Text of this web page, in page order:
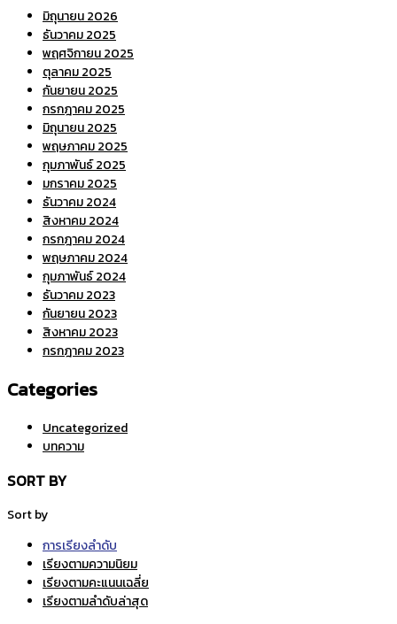
กรกฎาคม 2025
มิถุนายน 2025
พฤษภาคม 2025
กุมภาพันธ์ 2025
มกราคม 2025
ธันวาคม 2024
สิงหาคม 2024
กรกฎาคม 2024
พฤษภาคม 2024
กุมภาพันธ์ 2024
ธันวาคม 2023
กันยายน 2023
สิงหาคม 2023
กรกฎาคม 2023
Categories
Uncategorized
บทความ
SORT BY
การเรียงลำดับ
เรียงตามคะแนนเฉลี่ย
BY PRICE
฿0.00-฿20.00
BY CATEGORY